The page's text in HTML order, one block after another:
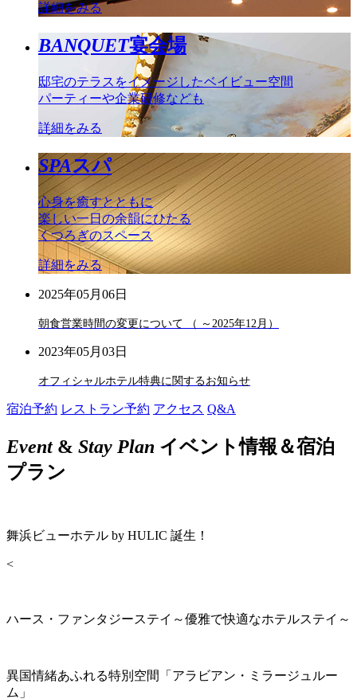
詳細をみる
BANQUET宴会場
邸宅のテラスをイメージしたベイビュー空間
パーティーや企業研修なども
詳細をみる
SPAスパ
心身を癒すとともに
楽しい一日の余韻にひたる
くつろぎのスペース
詳細をみる
2025年05月06日
朝食営業時間の変更について （ ～2025年12月）
2023年05月03日
オフィシャルホテル特典に関するお知らせ
宿泊予約 レストラン予約 アクセス Q&A
Event& Stay Plan イベント情報＆宿泊
プラン
舞浜ビューホテル by HULIC 誕生！
<
ハース・ファンタジーステイ～優雅で快適なホテルステイ～
異国情緒あふれる特別空間「アラビアン・ミラージュルー
ム」